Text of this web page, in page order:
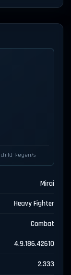
Regen/s
Mirai
Heavy Fighter
Combat
4.9.186.42610
2.333